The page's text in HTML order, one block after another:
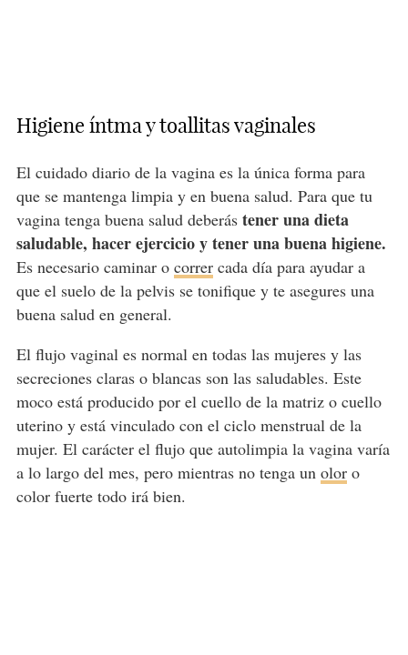
Higiene íntma y toallitas vaginales
El cuidado diario de la vagina es la única forma para
que se mantenga limpia y en buena salud. Para que tu
vagina tenga buena salud deberástener una dieta
saludable, hacer ejercicio y tener una buena higiene.
Es necesario caminar o corrercada día para ayudar a
que el suelo de la pelvis se tonifique y te asegures una
buena salud en general.
El flujo vaginal es normal en todas las mujeres y las
secreciones claras o blancas son las saludables. Este
moco está producido por el cuello de la matriz o cuello
uterino y está vinculado con el ciclo menstrual de la
mujer. El carácter el flujo que autolimpia la vagina varía
a lo largo del mes, pero mientras no tenga un oloro
color fuerte todo irá bien.